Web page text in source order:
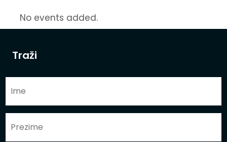
Traži
No events added.